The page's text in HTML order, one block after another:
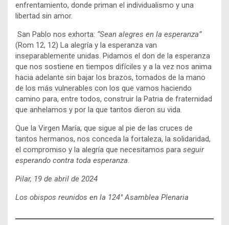
enfrentamiento, donde priman el individualismo y una
libertad sin amor.
San Pablo nos exhorta: “Sean alegres en la esperanza”
(Rom 12, 12) La alegría y la esperanza van
inseparablemente unidas. Pidamos el don de la esperanza
que nos sostiene en tiempos difíciles y a la vez nos anima
hacia adelante sin bajar los brazos, tomados de la mano
de los más vulnerables con los que vamos haciendo
camino para, entre todos, construir la Patria de fraternidad
que anhelamos y por la que tantos dieron su vida.
Que la Virgen María, que sigue al pie de las cruces de
tantos hermanos, nos conceda la fortaleza, la solidaridad,
el compromiso y la alegría que necesitamos para seguir
esperando contra toda esperanza.
Pilar, 19 de abril de 2024
Los obispos reunidos en la 124° Asamblea Plenaria